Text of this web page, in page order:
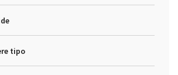
tipo